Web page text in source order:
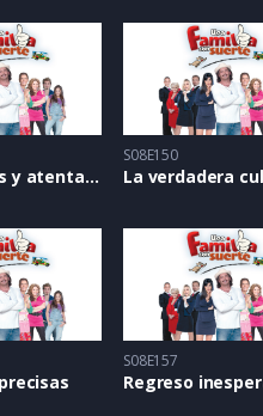
Confesiones y atentados
S08E150
La verdadera
S08E157
Regreso